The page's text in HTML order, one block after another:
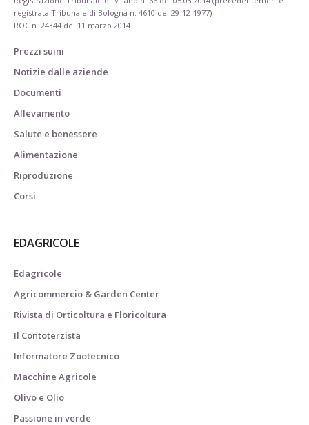
registrata Tribunale di Bologna n. 4610 del 29-12-1977)
ROC n. 24344 del 11 marzo 2014
Prezzi suini
Notizie dalle aziende
Documenti
Allevamento
Salute e benessere
Alimentazione
Riproduzione
Corsi
EDAGRICOLE
Edagricole
Agricommercio & Garden Center
Rivista di Orticoltura e Floricoltura
Il Contoterzista
Informatore Zootecnico
Macchine Agricole
Olivo e Olio
Passione in verde